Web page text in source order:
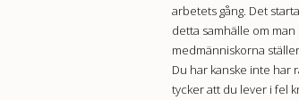
arbetets gång. Det
detta samhälle om
medmänniskorna
Du har kanske inte har
tycker att du lever i fel